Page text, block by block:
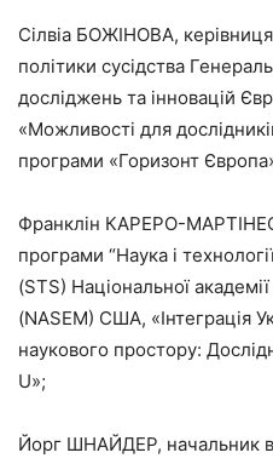
Сілвіа БОЖІНОВА,
політики сусідства
досліджень та інновацій
«Можливості для
програми «Горизонт
Франклін КАРЕРО-
програми “Наука і
(STS) Національної
(NASEM) США, «Інтеграція
наукового простору:
U»;
Йорг ШНАЙДЕР, начальник